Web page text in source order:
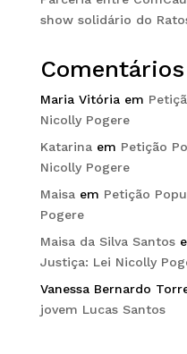
show solidário do
Comentários
Maria Vitóriaem
Nicolly Pogere
Katarinaem Petição
Nicolly Pogere
Maisaem Petição
Pogere
Maisa da Silva Santos
Justiça: Lei Nicolly
Vanessa Bernardo
jovem Lucas Santos